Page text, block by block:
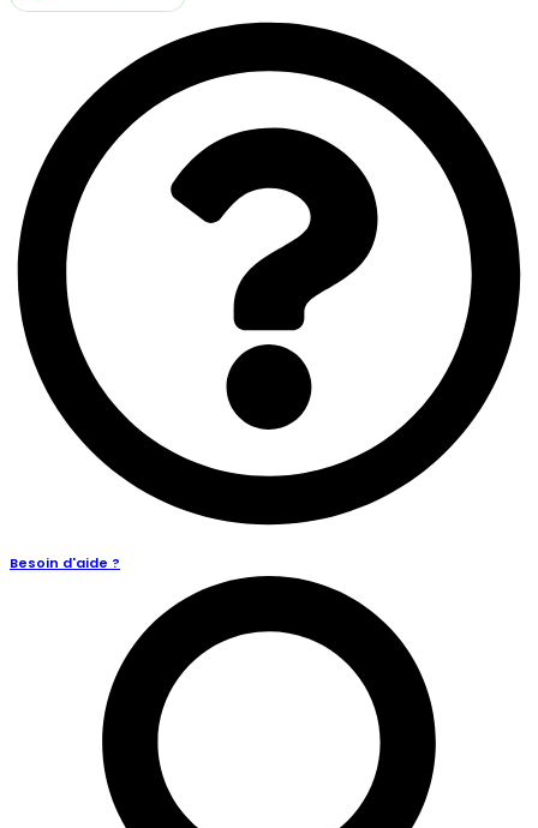
Besoin d'aide ?